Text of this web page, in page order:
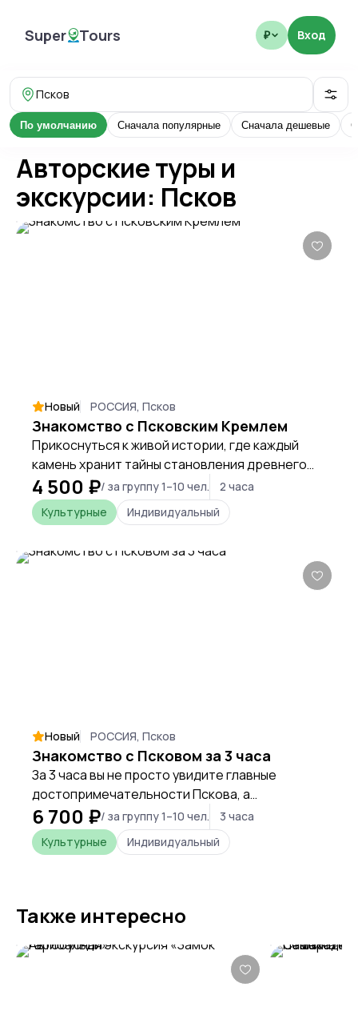
Супер Туры
SuperTours ₽ Вход
Псков
По умолчанию Сначала популярные Сначала дешевые
Авторские туры и
экскурсии: Псков
Новый РОССИЯ, Псков
Знакомство с Псковским Кремлем
Прикоснуться к живой истории, где каждый
камень хранит тайны становления древнего
Пскова, и ощутить дух веков, стоя у истоков
города.
4 500 ₽/ за группу 1–10 чел.
2 часа
Культурные
Индивидуальный
Новый РОССИЯ, Псков
Знакомство с Псковом за 3 часа
За 3 часа вы не просто увидите главные
достопримечательности Пскова, а
почувствуете его душу: от суровой мощи
древнего Кремля до уютного очарования
губернских улочек.
6 700 ₽/ за группу 1–10 чел.
3 часа
Культурные
Индивидуальный
Также интересно